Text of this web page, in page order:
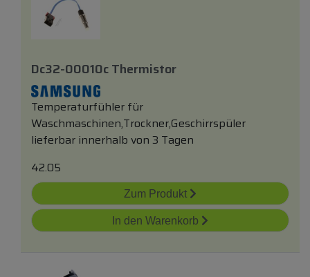
Dc32-00010c Thermistor
Temperaturfühler für
Waschmaschinen,Trockner,Geschirrspüler
lieferbar innerhalb von 3 Tagen
42.05
Zum Produkt
In den Warenkorb